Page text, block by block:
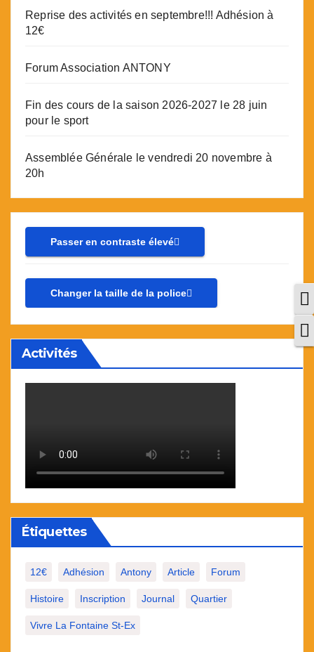
Reprise des activités en septembre!!! Adhésion à
12€
Forum Association ANTONY
Fin des cours de la saison 2026-2027 le 28 juin
pour le sport
Assemblée Générale le vendredi 20 novembre à
20h
Passer en contraste élevé
Changer la taille de la police
Activités
Étiquettes
12€ Adhésion Antony Article Forum
Histoire Inscription Journal Quartier
Vivre La Fontaine St-Ex